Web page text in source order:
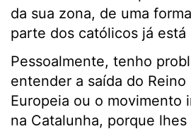
da sua zona, de uma
parte dos católicos já está
Pessoalmente, tenho
entender a saída do
Europeia ou o movimento
na Catalunha, porque